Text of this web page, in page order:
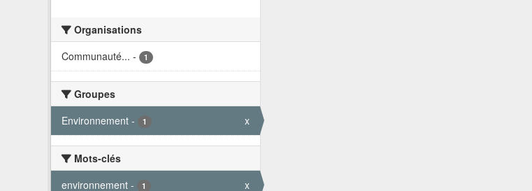
Organisations
Communauté... - 1
Groupes
Environnement - 1 x
Mots-clés
environnement - 1 x